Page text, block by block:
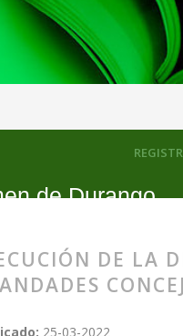
de Durango
en la Edad Media: las
DE LA
25-03-2022